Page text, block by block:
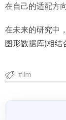
在自己的适配方
在未来的研究中
图形数据库)相结
llm